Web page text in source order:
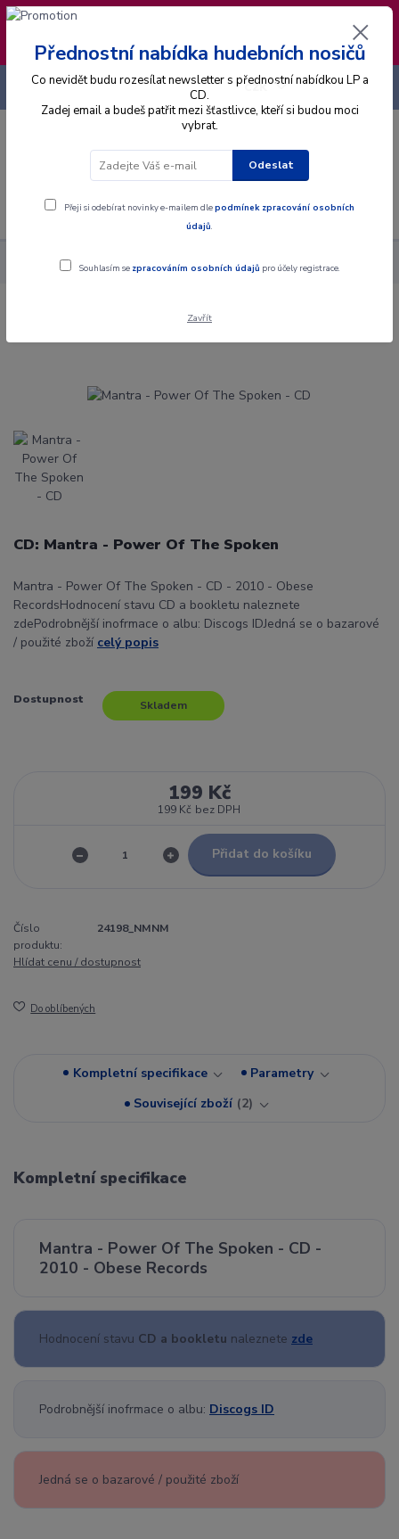
❣️ Od 4.8. do 13.8. čerpám dovolenou. Datum
expedice objednávek se posouvá na pátek
14.8.2026 🐋
Menu
CZK
+420 725 736 293
Alba CD Mantra - Power Of The Spoken - CD
Mantra - Power Of The Spoken - CD
CD: Mantra - Power Of The Spoken
Mantra - Power Of The Spoken - CD - 2010 - Obese
RecordsHodnocení stavu CD a bookletu naleznete
zdePodrobnější inofrmace o albu: Discogs IDJedná se o bazarové
/ použité zboží celý popis
Dostupnost Skladem
199 Kč
199 Kč bez DPH
Přidat do košíku
Číslo
produktu:
24198_NMNM
Hlídat cenu / dostupnost
Do oblíbených
Kompletní specifikace
Parametry
Související zboží 2
Kompletní specifikace
Mantra - Power Of The Spoken - CD -
2010 - Obese Records
Hodnocení stavu CD a bookletu naleznete zde
Podrobnější inofrmace o albu: Discogs ID
Jedná se o bazarové / použité zboží
Přednostní nabídka hudebních nosičů
Co nevidět budu rozesílat newsletter s přednostní nabídkou LP a
CD.
Zadej email a budeš patřit mezi šťastlivce, kteří si budou moci
vybrat.
Odeslat
Přeji si odebírat novinky e-mailem dlepodmínek zpracování osobních
údajů.
Souhlasím se zpracováním osobních údajů pro účely registrace.
Zavřít